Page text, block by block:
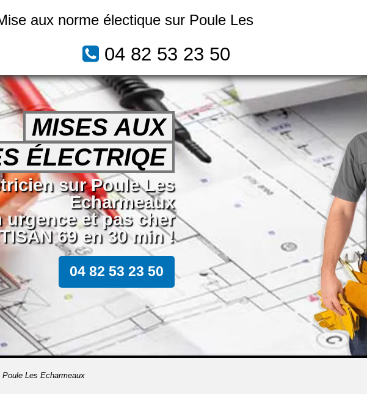
aux norme électique sur Poule Les
04 82 53 23 50
MISES AUX
ÉLECTRIQE
sur Poule Les
Echarmeaux
urgence et pas cher
69 en 30 min !
04 82 53 23 50
Les Echarmeaux